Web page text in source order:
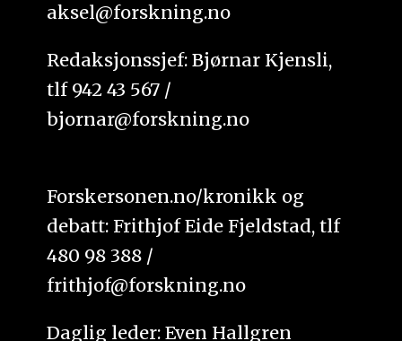
aksel@forskning.no
Redaksjonssjef: Bjørnar Kjensli,
tlf 942 43 567 /
bjornar@forskning.no
Forskersonen.no/kronikk og
debatt: Frithjof Eide Fjeldstad, tlf
480 98 388 /
frithjof@forskning.no
Daglig leder: Even Hallgren